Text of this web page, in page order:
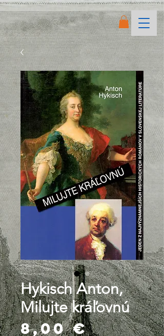
Hykisch Anton,
Milujte kráľovnú
8,00 €Price